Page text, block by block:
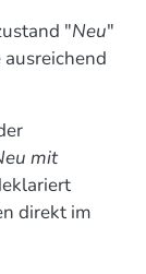
"Neu"
mit
direkt im